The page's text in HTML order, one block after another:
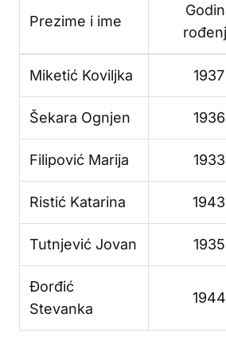
Prezime i ime
Miketić Koviljka 1937
Šekara Ognjen 1936
Filipović Marija 1933
Ristić Katarina 1943
Tutnjević Jovan 1935
Đorđić
Stevanka
1944